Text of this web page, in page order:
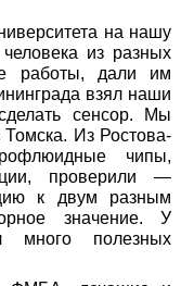
на нашу
из разных
работы, дали им
взял наши
сенсор. Мы
Томска. Из Ростова-
чипы,
проверили —
к двум разным
значение. У
много полезных